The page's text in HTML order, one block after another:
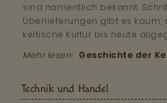
sind namentlich bekannt.
Überlieferungen gibt es kaum,
keltische Kultur bis heute
Mehr lesen: Geschichte der
Technik und Handel